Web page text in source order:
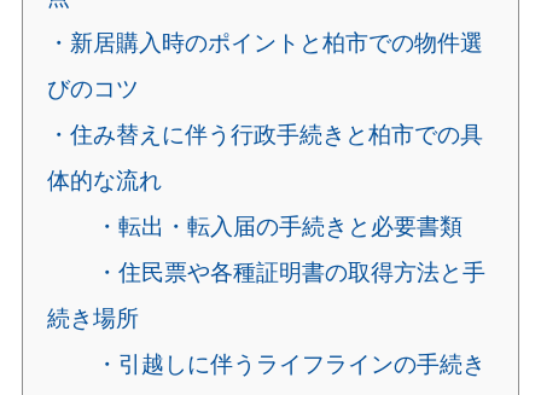
・新居購入時のポイントと柏市での物件選
びのコツ
・住み替えに伴う行政手続きと柏市での具
体的な流れ
・転出・転入届の手続きと必要書類
・住民票や各種証明書の取得方法と手
続き場所
・引越しに伴うライフラインの手続き